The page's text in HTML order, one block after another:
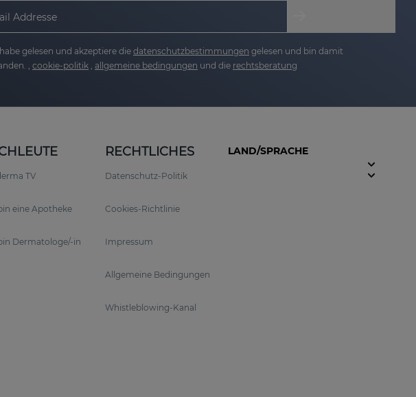
Addresse
gelesen und akzeptiere die datenschutzbestimmungen gelesen und bin damit
, cookie-politik allgemeine bedingungen und die rechtsberatung
TV
eine Apotheke
Dermatologe/-in
RECHTLICHES
Datenschutz-Politik
Cookies-Richtlinie
Impressum
Allgemeine Bedingungen
Whistleblowing-Kanal
LAND/SPRACHE